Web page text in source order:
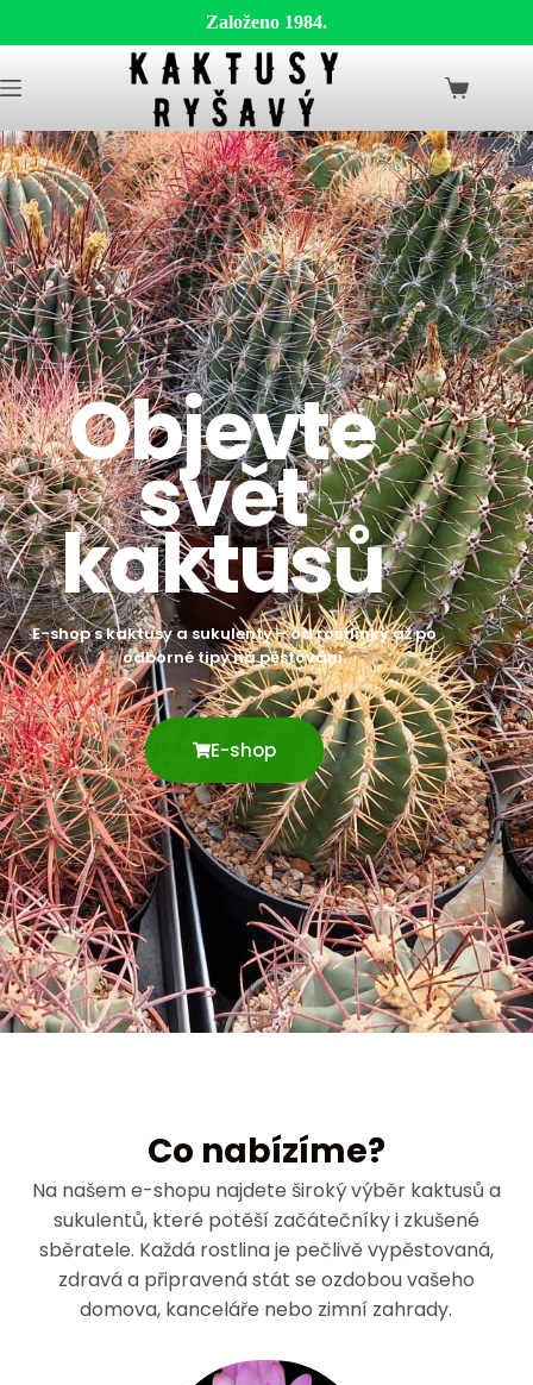
Založeno 1984.
Objevte
svět
kaktusů
E-shop s kaktusy a sukulenty – od rostlinky až po
odborné tipy na pěstování.
E-shop
Co nabízíme?
Na našem e-shopu najdete široký výběr kaktusů a
sukulentů, které potěší začátečníky i zkušené
sběratele. Každá rostlina je pečlivě vypěstovaná,
zdravá a připravená stát se ozdobou vašeho
domova, kanceláře nebo zimní zahrady.